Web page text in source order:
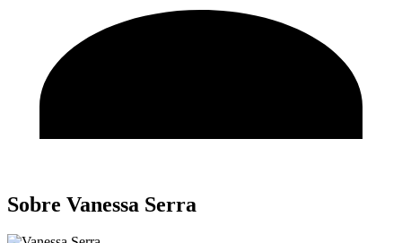
Sobre Vanessa Serra